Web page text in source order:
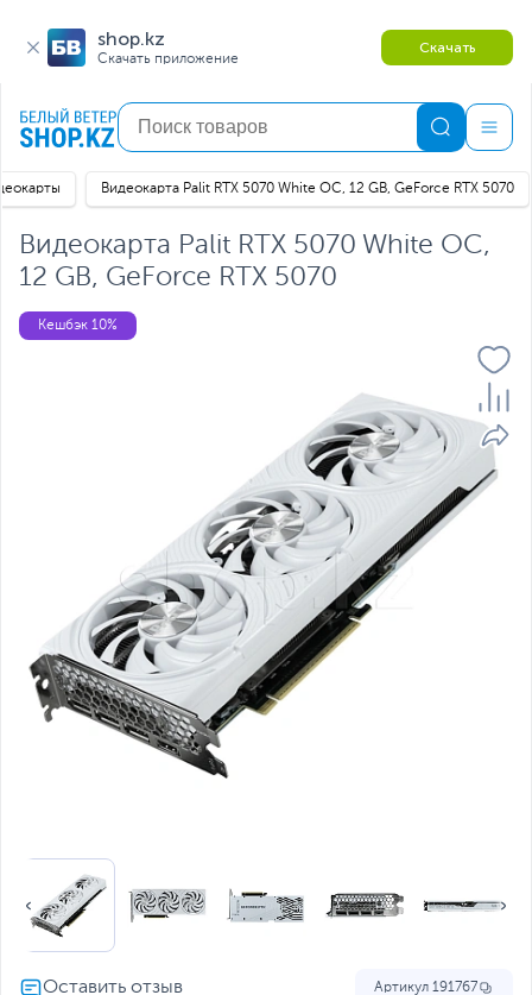
shop.kz
Скачать приложение
Скачать
Видеокарта Palit RTX 5070 White OC, 12 GB, GeForce RTX 5070
Видеокарта Palit RTX 5070 White OC,
12 GB, GeForce RTX 5070
Кешбэк 10%
Артикул 191767